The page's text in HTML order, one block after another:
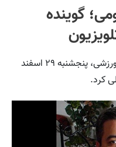
گوینده
همشهری آنلاین: گوینده قدیمی اخبار ورزشی، پنجشنبه ۲۹ اسفند